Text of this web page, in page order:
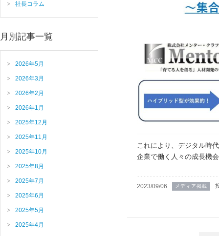
これにより、デジタル時
企業で働く人々の成長機
2023/09/06 メディア掲載
社長コラム
月別記事一覧
2026年5月
2026年3月
2026年2月
2026年1月
2025年12月
2025年11月
2025年10月
2025年8月
2025年7月
2025年6月
2025年5月
2025年4月